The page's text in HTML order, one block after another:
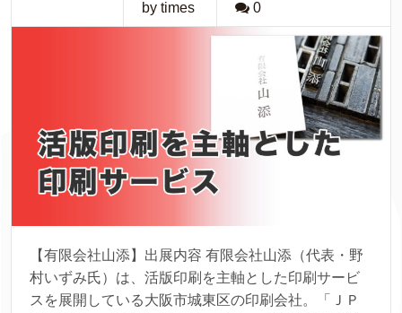
by times 0
【有限会社山添】出展内容 有限会社山添（代表・野
村いずみ氏）は、活版印刷を主軸とした印刷サービ
スを展開している大阪市城東区の印刷会社。「ＪＰ